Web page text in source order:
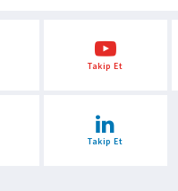
Takip Et
Takip Et